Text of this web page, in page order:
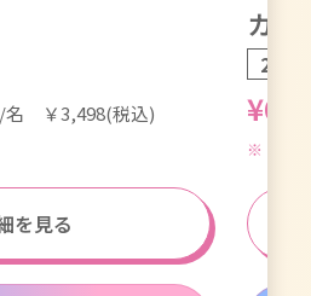
名 ￥3,498(税込)
を見る
カッ
2名1